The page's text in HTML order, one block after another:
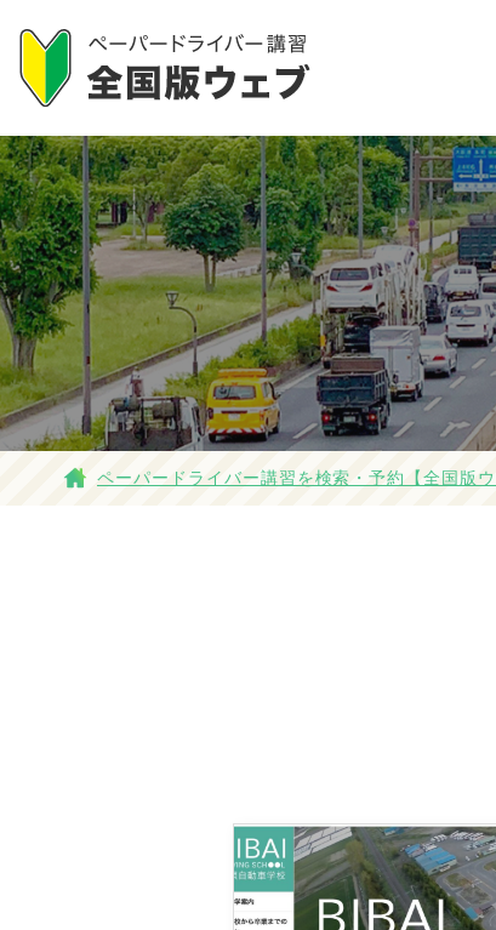
ペーパードライバー講習を検索・予約【全国版ウ